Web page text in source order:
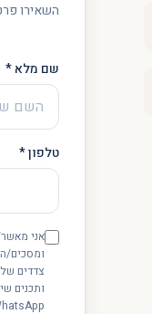
השאירו
שם מלא *
טלפון *
אני
ומסכים/
צדדים